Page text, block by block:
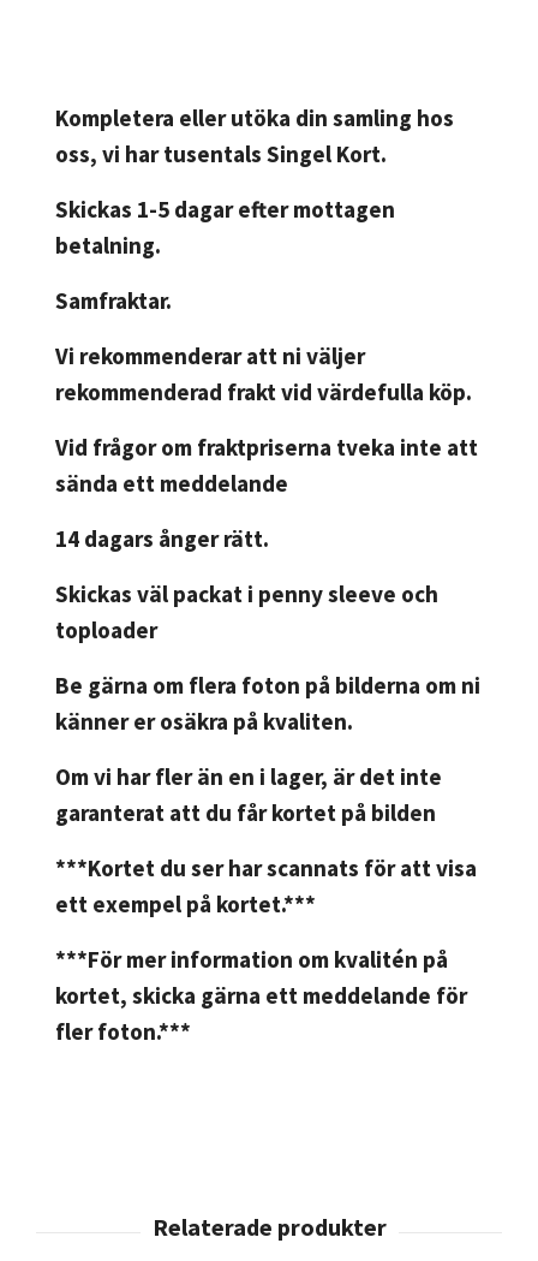
Kompletera eller utöka din samling hos
oss, vi har tusentals Singel Kort.
Skickas 1-5 dagar efter mottagen
betalning.
Samfraktar.
Vi rekommenderar att ni väljer
rekommenderad frakt vid värdefulla köp.
Vid frågor om fraktpriserna tveka inte att
sända ett meddelande
14 dagars ånger rätt.
Skickas väl packat i penny sleeve och
toploader
Be gärna om flera foton på bilderna om ni
känner er osäkra på kvaliten.
Om vi har fler än en i lager, är det inte
garanterat att du får kortet på bilden
***Kortet du ser har scannats för att visa
ett exempel på kortet.***
***För mer information om kvalitén på
kortet, skicka gärna ett meddelande för
fler foton.***